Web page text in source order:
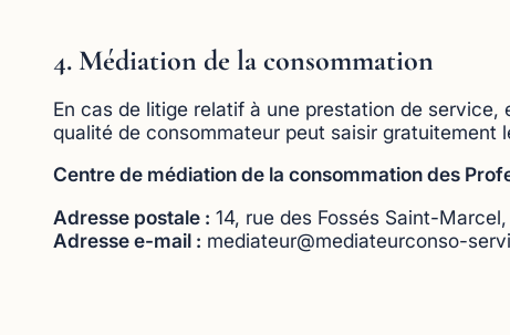
4. Médiation de la consommation
En cas de litige relatif à une prestation de
qualité de consommateur peut saisir gratuitement
Centre de médiation de la consommation des
Adresse postale : 14, rue des Fossés Saint-
Adresse e-mail : mediateur@mediateurconso-